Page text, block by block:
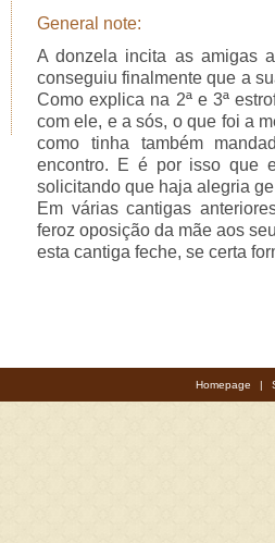
General note:
A donzela incita as amigas
conseguiu finalmente que a
Como explica na 2ª e 3ª
com ele, e a sós, o que foi a
como tinha também
encontro. E é por isso que
solicitando que haja alegria
Em várias cantigas
feroz oposição da mãe aos
esta cantiga feche, se certa
Homepage |